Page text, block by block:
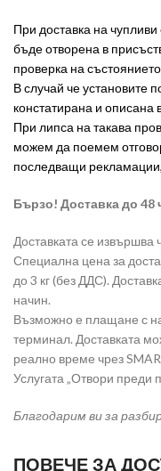
При доставка на
бъде отворена в
проверка на
В случай че установите
констатирана и описана
При липса на такава
можем да поемем
последващи
Бързо! Доставка до 48
Доставката се извършва
Специална цена за
до 3 кг (без ДДС).
начин.
Възможно е плащане с
терминал. Доставката
реално време чрез
Услугата „Отвори преди
Благодарим ви за
ПОВЕЧЕ ЗА